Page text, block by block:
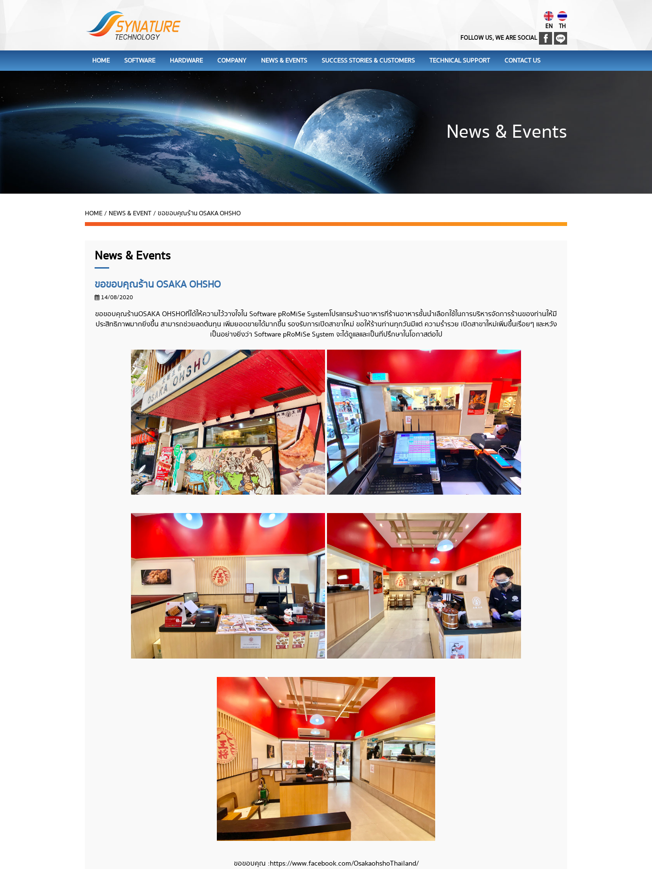
EN
TH
FOLLOW US, WE ARE SOCIAL
HOME SOFTWARE HARDWARE COMPANY NEWS & EVENTS SUCCESS STORIES & CUSTOMERS TECHNICAL SUPPORT CONTACT US
News & Events
HOME / NEWS & EVENT / ขอขอบคุณร้าน OSAKA OHSHO
News & Events
ขอขอบคุณร้าน OSAKA OHSHO
14/08/2020
ขอขอบคุณร้านOSAKA OHSHOที่ได้ให้ความไว้วางใจใน Software pRoMiSe Systemโปรแกรมร้านอาหารที่ร้านอาหารชั้นนำเลือกใช้ในการบริหารจัดการร้านของท่านให้มี
ประสิทธิภาพมากยิ่งขึ้น สามารถช่วยลดต้นทุน เพิ่มยอดขายได้มากขึ้น รองรับการเปิดสาขาใหม่ ขอให้ร้านท่านทุกวันมีแต่ ความร่ำรวย เปิดสาขาใหม่เพิ่มขึ้นเรื่อยๆ และหวัง
เป็นอย่างยิ่งว่า Software pRoMiSe System จะได้ดูแลและเป็นที่ปรึกษาในโอกาสต่อไป
ขอขอบคุณ :https://www.facebook.com/OsakaohshoThailand/